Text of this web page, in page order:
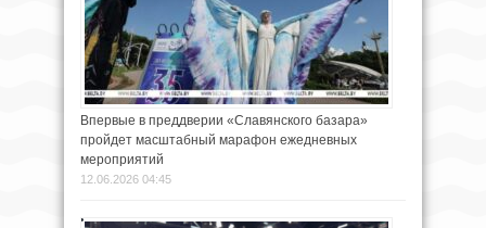
Впервые в преддверии «Славянского базара»
пройдет масштабный марафон ежедневных
мероприятий
12.06.2026 04:45